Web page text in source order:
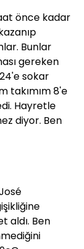
önce kadar
Bunlar
gereken
sokar
takımım 8'e
Hayretle
diyor. Ben
aldı. Ben